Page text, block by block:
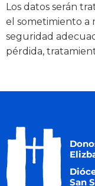
Los datos serán
el sometimiento a
seguridad
pérdida,